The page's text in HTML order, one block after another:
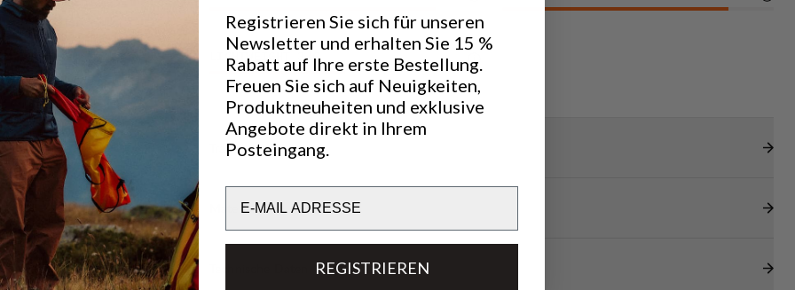
LIGHTWEIGHT 3/6
Transparenz
Materialien
Registrieren Sie sich für unseren
Newsletter und erhalten Sie 15 %
Rabatt auf Ihre erste Bestellung.
Freuen Sie sich auf Neuigkeiten,
Produktneuheiten und exklusive
Angebote direkt in Ihrem
Posteingang.
REGISTRIEREN